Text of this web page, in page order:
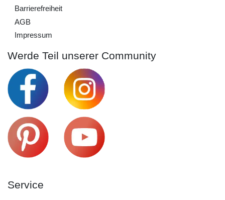
Barrierefreiheit
AGB
Impressum
Werde Teil unserer Community
Service